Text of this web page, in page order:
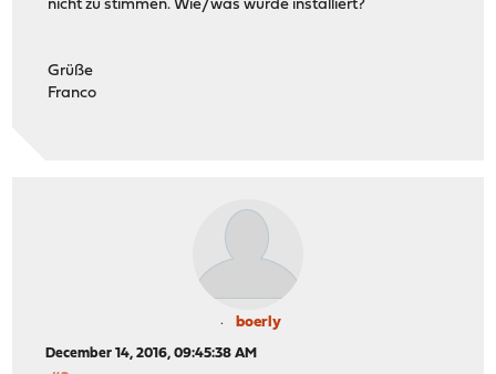
nicht zu stimmen. Wie/was wurde installiert?
Grüße
Franco
boerly
December 14, 2016, 09:45:38 AM